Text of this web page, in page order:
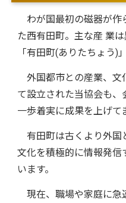
わが国最初の磁器が作
た西有田町。主な産 業
「有田町(ありたちょう)
外国都市との産業、文
て設立された当協会も
一歩着実に成果を上げて
有田町は古くより外国
文化を積極的に情報発
います。
現在、職場や家庭に急